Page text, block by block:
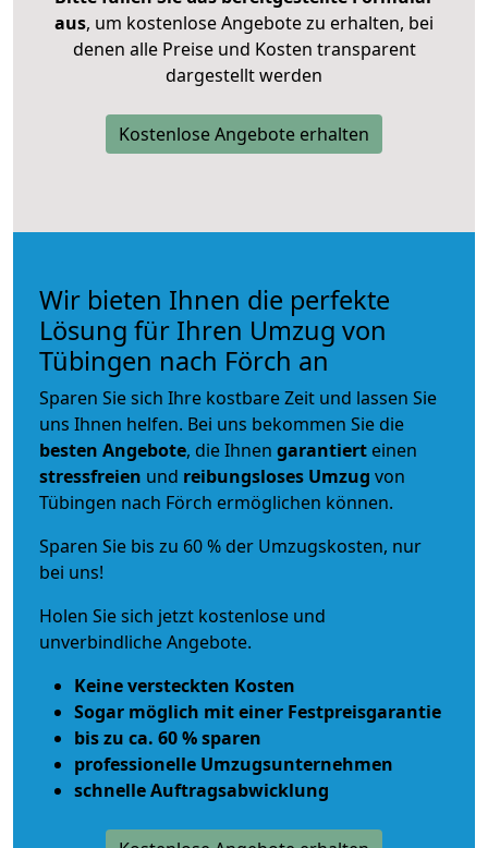
aus, um kostenlose Angebote zu erhalten, bei
denen alle Preise und Kosten transparent
dargestellt werden
Kostenlose Angebote erhalten
Wir bieten Ihnen die perfekte
Lösung für Ihren Umzug von
Tübingen nach Förch an
Sparen Sie sich Ihre kostbare Zeit und lassen Sie
uns Ihnen helfen. Bei uns bekommen Sie die
besten Angebote, die Ihnen garantiert einen
stressfreien und reibungsloses Umzug von
Tübingen nach Förch ermöglichen können.
Sparen Sie bis zu 60 % der Umzugskosten, nur
bei uns!
Holen Sie sich jetzt kostenlose und
unverbindliche Angebote.
Keine versteckten Kosten
Sogar möglich mit einer Festpreisgarantie
bis zu ca. 60 % sparen
professionelle Umzugsunternehmen
schnelle Auftragsabwicklung